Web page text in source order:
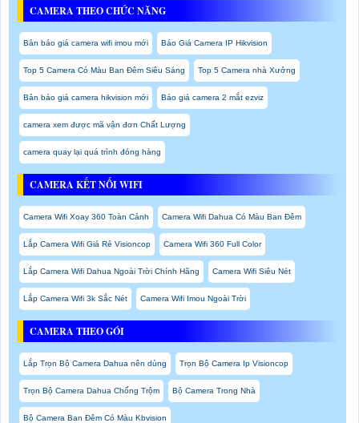
CAMERA THEO CHỨC NĂNG
Bản báo giá camera wifi imou mới Báo Giá Camera IP Hikvision
Top 5 Camera Có Màu Ban Đêm Siêu Sáng Top 5 Camera nhà Xưởng
Bản báo giá camera hikvision mới Báo giá camera 2 mắt ezviz
camera xem được mã vận đơn Chất Lượng
camera quay lại quá trình đóng hàng
CAMERA KẾT NỐI WIFI
Camera Wifi Xoay 360 Toàn Cảnh Camera Wifi Dahua Có Màu Ban Đêm
Lắp Camera Wifi Giá Rẻ Visioncop Camera Wifi 360 Full Color
Lắp Camera Wifi Dahua Ngoài Trời Chính Hãng Camera Wifi Siêu Nét
Lắp Camera Wifi 3k Sắc Nét Camera Wifi Imou Ngoài Trời
CAMERA THEO GÓI
Lắp Trọn Bộ Camera Dahua nên dùng Trọn Bộ Camera Ip Visioncop
Trọn Bộ Camera Dahua Chống Trộm Bộ Camera Trong Nhà
Bộ Camera Ban Đêm Có Màu Kbvision